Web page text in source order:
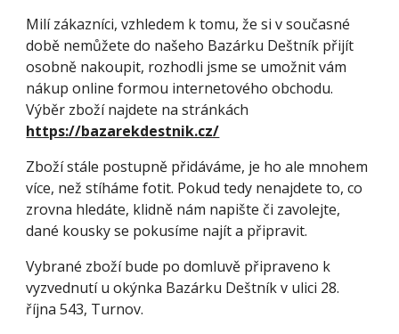
Milí zákazníci, vzhledem k tomu, že si v současné
době nemůžete do našeho Bazárku Deštník přijít
osobně nakoupit, rozhodli jsme se umožnit vám
nákup online formou internetového obchodu.
Výběr zboží najdete na stránkách
https://bazarekdestnik.cz/
Zboží stále postupně přidáváme, je ho ale mnohem
více, než stíháme fotit. Pokud tedy nenajdete to, co
zrovna hledáte, klidně nám napište či zavolejte,
dané kousky se pokusíme najít a připravit.
Vybrané zboží bude po domluvě připraveno k
vyzvednutí u okýnka Bazárku Deštník v ulici 28.
října 543, Turnov.